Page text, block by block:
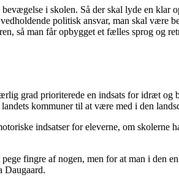
i skolen. Så der skal lyde en klar
politisk ansvar, man skal være
så man får opbygget et fælles sprog og
grad prioriterede en indsats for idræt og
kommuner til at være med i den
indsatser for eleverne, om skolerne
fingre af nogen, men for at man i den
Daugaard.